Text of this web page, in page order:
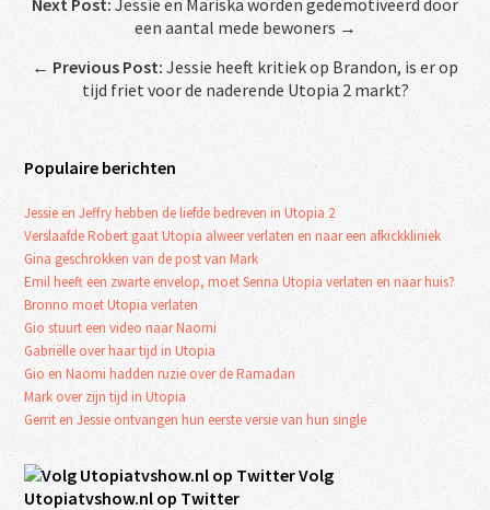
een aantal mede bewoners →
← Previous Post: Jessie heeft kritiek op Brandon, is er op
tijd friet voor de naderende Utopia 2 markt?
Populaire berichten
Jessie en Jeffry hebben de liefde bedreven in Utopia 2
Verslaafde Robert gaat Utopia alweer verlaten en naar een afkickkliniek
Gina geschrokken van de post van Mark
Emil heeft een zwarte envelop, moet Senna Utopia verlaten en naar huis?
Bronno moet Utopia verlaten
Gio stuurt een video naar Naomi
Gabriëlle over haar tijd in Utopia
Gio en Naomi hadden ruzie over de Ramadan
Mark over zijn tijd in Utopia
Gerrit en Jessie ontvangen hun eerste versie van hun single
Volg
Utopiatvshow.nl op Twitter